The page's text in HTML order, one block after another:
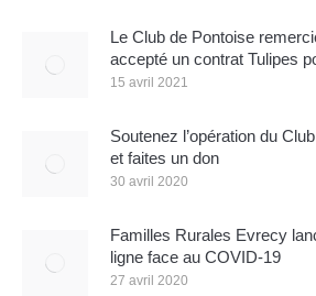
Le Club de Pontoise
accepté un contrat Tulipes
15 avril 2021
Soutenez l’opération du
et faites un don
30 avril 2020
Familles Rurales Evrecy
ligne face au COVID-19
27 avril 2020